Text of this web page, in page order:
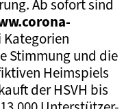
Ab sofort sind
Kategorien
Stimmung und die
Heimspiels
der HSVH bis